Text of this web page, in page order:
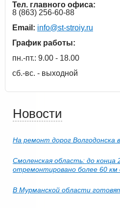
Тел. главного офиса:
8 (863) 256-60-88
Email: info@st-stroiy.ru
График работы:
пн.-пт.: 9.00 - 18.00
сб.-вс. - выходной
Новости
На ремонт дорог Волгодонска
Смоленская область: до конца
отремонтировано более 60 км
В Мурманской области